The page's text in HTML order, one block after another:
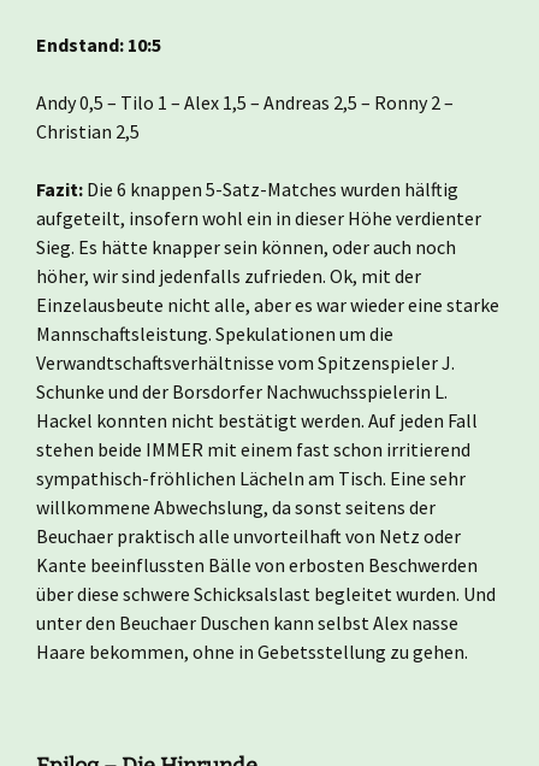
Endstand: 10:5
Andy 0,5 – Tilo 1 – Alex 1,5 – Andreas 2,5 – Ronny 2 –
Christian 2,5
Fazit: Die 6 knappen 5-Satz-Matches wurden hälftig
aufgeteilt, insofern wohl ein in dieser Höhe verdienter
Sieg. Es hätte knapper sein können, oder auch noch
höher, wir sind jedenfalls zufrieden. Ok, mit der
Einzelausbeute nicht alle, aber es war wieder eine starke
Mannschaftsleistung. Spekulationen um die
Verwandtschaftsverhältnisse vom Spitzenspieler J.
Schunke und der Borsdorfer Nachwuchsspielerin L.
Hackel konnten nicht bestätigt werden. Auf jeden Fall
stehen beide IMMER mit einem fast schon irritierend
sympathisch-fröhlichen Lächeln am Tisch. Eine sehr
willkommene Abwechslung, da sonst seitens der
Beuchaer praktisch alle unvorteilhaft von Netz oder
Kante beeinflussten Bälle von erbosten Beschwerden
über diese schwere Schicksalslast begleitet wurden. Und
unter den Beuchaer Duschen kann selbst Alex nasse
Haare bekommen, ohne in Gebetsstellung zu gehen.